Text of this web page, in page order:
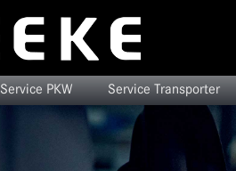
Service PKW Service Transporter